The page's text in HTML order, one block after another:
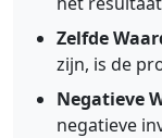
Zelfde
zijn, is de
Negatieve
negatieve